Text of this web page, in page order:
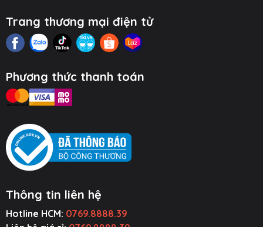
Kiện Ô Tô
Thiết Bị Âm
Thanh
Tiện Ích Thông
Minh
Trang thương mại điện tử
Phương thức thanh toán
Thông tin liên hệ
Hotline HCM: 0769.8888.39